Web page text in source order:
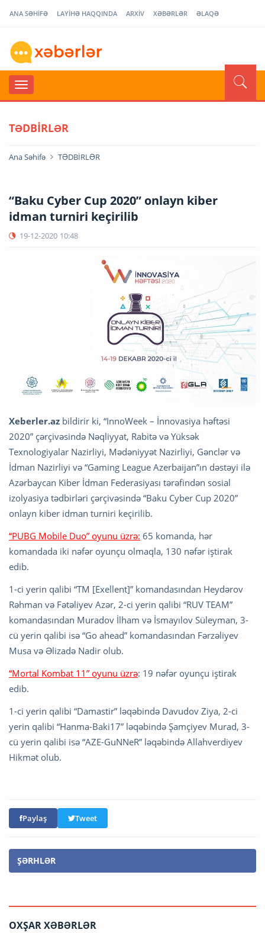
ANA SƏHİFƏ LAYİHƏ HAQQINDA ARXİV XƏBƏRLƏR ƏLAQƏ
TƏDBİRLƏR
Ana Səhifə TƏDBİRLƏR
“Baku Cyber Cup 2020” onlayn kiber
idman turniri keçirilib
19-12-2020 10:48
Xeberler.az bildirir ki, “InnoWeek – İnnovasiya həftəsi
2020” çərçivəsində Nəqliyyat, Rabitə və Yüksək
Texnologiyalar Nazirliyi, Mədəniyyət Nazirliyi, Gənclər və
İdman Nazirliyi və “Gaming League Azerbaijan”ın dəstəyi ilə
Azərbaycan Kiber İdman Federasiyası tərəfindən sosial
izolyasiya tədbirləri çərçivəsində “Baku Cyber Cup 2020”
onlayn kiber idman turniri keçirilib.
“PUBG Mobile Duo” oyunu üzrə: 65 komanda, hər
komandada iki nəfər oyunçu olmaqla, 130 nəfər iştirak
edib.
1-ci yerin qalibi “TM [Exellent]” komandasından Heydərov
Rəhman və Fətəliyev Azər, 2-ci yerin qalibi “RUV TEAM”
komandasından Muradov İlham və İsmayılov Süleyman, 3-
cü yerin qalibi isə “Go ahead” komandasından Fərzəliyev
Musa və Əlizadə Nadir olub.
“Mortal Kombat 11” oyunu üzrə: 19 nəfər oyunçu iştirak
edib.
1-ci yerin qalibi “Damastir” ləqəbində Davudov Ziya, 2-ci
yerin qalibi “Hanma-Baki17” ləqəbində Şamçiyev Murad, 3-
cü yerin qalibi isə “AZE-GuNNeR” ləqəbində Allahverdiyev
Hikmət olub.
Paylaş Tweet
ŞƏRHLƏR
OXŞAR XƏBƏRLƏR